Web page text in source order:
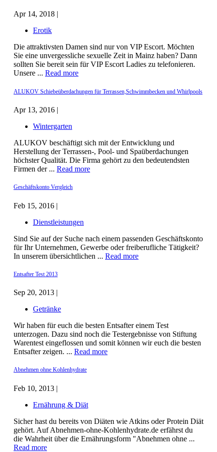
Apr 14, 2018 |
Erotik
Die attraktivsten Damen sind nur von VIP Escort. Möchten
Sie eine unvergessliche sexuelle Zeit in Mainz haben? Dann
sollten Sie bereit sein für VIP Escort Ladies zu telefonieren.
Unsere ... Read more
ALUKOV Schiebeüberdachungen für Terrassen,Schwimmbecken und Whirlpools
Apr 13, 2016 |
Wintergarten
ALUKOV beschäftigt sich mit der Entwicklung und
Herstellung der Terrassen-, Pool- und Spaüberdachungen
höchster Qualität. Die Firma gehört zu den bedeutendsten
Firmen der ... Read more
Geschäftskonto Vergleich
Feb 15, 2016 |
Dienstleistungen
Sind Sie auf der Suche nach einem passenden Geschäftskonto
für Ihr Unternehmen, Gewerbe oder freiberufliche Tätigkeit?
In unserem übersichtlichen ... Read more
Entsafter Test 2013
Sep 20, 2013 |
Getränke
Wir haben für euch die besten Entsafter einem Test
unterzogen. Dazu sind noch die Testergebnisse von Stiftung
Warentest eingeflossen und somit können wir euch die besten
Entsafter zeigen. ... Read more
Abnehmen ohne Kohlenhydrate
Feb 10, 2013 |
Ernährung & Diät
Sicher hast du bereits von Diäten wie Atkins oder Protein Diät
gehört. Auf Abnehmen-ohne-Kohlenhydrate.de erfährst du
die Wahrheit über die Ernährungsform "Abnehmen ohne ...
Read more